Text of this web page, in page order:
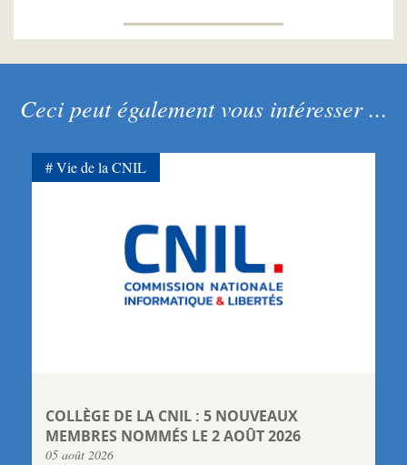
Ceci peut également vous intéresser ...
COLLÈGE DE LA CNIL : 5 NOUVEAUX
MEMBRES NOMMÉS LE 2 AOÛT 2026
05 août 2026
Vie de la CNIL